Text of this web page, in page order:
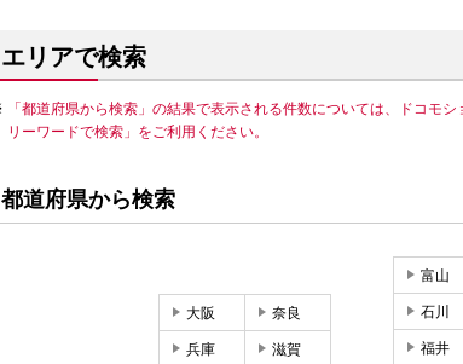
エリアで検索
「都道府県から検索」の結果で表示される件数については、ドコモ
リーワードで検索」をご利用ください。
都道府県から検索
富山
石川
福井
大阪 奈良
兵庫 滋賀